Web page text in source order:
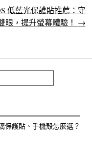
低藍光保護貼推薦：守
眼，提升螢幕體驗！ →
保護貼、手機殼怎麼選？